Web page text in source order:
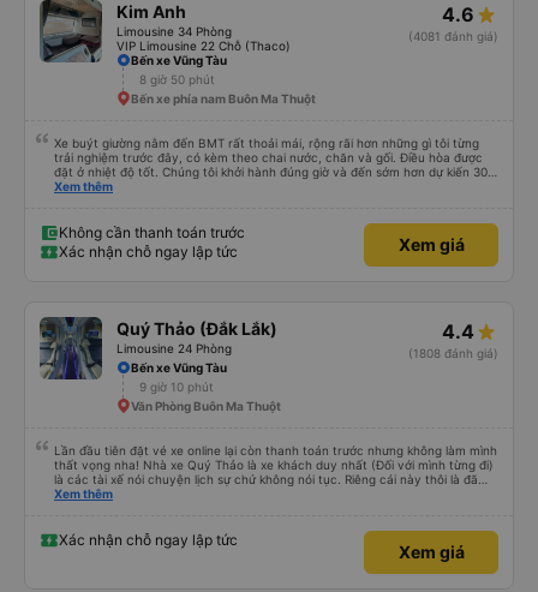
Kim Anh
Limousine 34 Phòng
VIP Limousine 22 Chỗ (Thaco)
4.6
(4081 đánh giá)
Bến xe Vũng Tàu
8 giờ 50 phút
Bến xe phía nam Buôn Ma Thuột
Xe buýt giường nằm đến BMT rất thoải mái, rộng rãi hơn những gì tôi từng
trải nghiệm trước đây, có kèm theo chai nước, chăn và gối. Điều hòa được
đặt ở nhiệt độ tốt. Chúng tôi khởi hành đúng giờ và đến sớm hơn dự kiến 30
phút. Tài xế rất tuyệt so với những tài xế khác ở Việt Nam! Không quá nhiều
GPS và biển số xe vì tôi phải tìm kiếm xung quanh bến xe để tìm thấy nó, đây
là vấn đề của bến xe Đà Lạt (không phải tất cả các xe buýt đều có bảng
thông tin), chứ không phải của công ty.
Xem thêm
Không cần thanh toán trước
Xác nhận chỗ ngay lập tức
Xem giá
Quý Thảo (Đắk Lắk)
Limousine 24 Phòng
4.4
(1808 đánh giá)
Bến xe Vũng Tàu
9 giờ 10 phút
Văn Phòng Buôn Ma Thuột
Lần đầu tiên đặt vé xe online lại còn thanh toán trước nhưng không làm mình
thất vọng nha! Nhà xe Quý Thảo là xe khách duy nhất (Đối với mình từng đi)
là các tài xế nói chuyện lịch sự chứ không nói tục. Riêng cái này thôi là đã
đánh giá 5 sao rồi. Chú tài xế còn uống pepsi rất dễ thương chứ không có
Xem thêm
Xác nhận chỗ ngay lập tức
Xem giá